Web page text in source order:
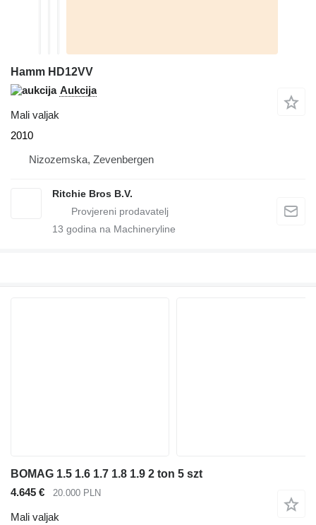
Hamm HD12VV
Aukcija
Mali valjak
2010
Nizozemska, Zevenbergen
Ritchie Bros B.V.
13 godina na Machineryline
BOMAG 1.5 1.6 1.7 1.8 1.9 2 ton 5 szt
4.645 €
20.000 PLN
Mali valjak